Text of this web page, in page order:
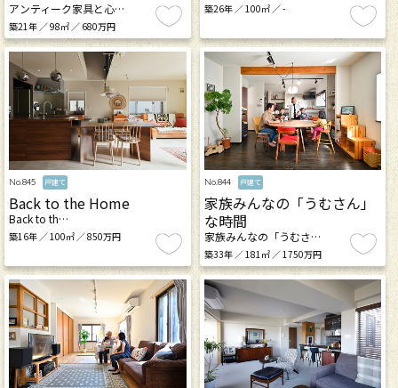
アンティーク家具と心…
築21年 ／ 98㎡ ／ 680万円
築26年 ／ 100㎡ ／ -
No.845 戸建て
Back to the Home
Back to th…
築16年 ／ 100㎡ ／ 850万円
No.844 戸建て
家族みんなの「うむさん」
な時間
家族みんなの「うむさ…
築33年 ／ 181㎡ ／ 1750万円